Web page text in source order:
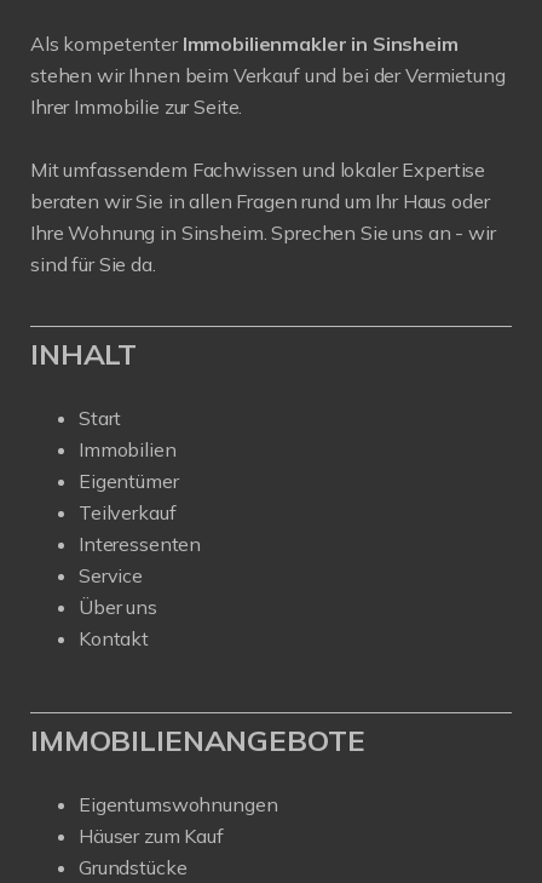
Als kompetenter Immobilienmakler in Sinsheim
stehen wir Ihnen beim Verkauf und bei der Vermietung
Ihrer Immobilie zur Seite.
Mit umfassendem Fachwissen und lokaler Expertise
beraten wir Sie in allen Fragen rund um Ihr Haus oder
Ihre Wohnung in Sinsheim. Sprechen Sie uns an - wir
sind für Sie da.
INHALT
Start
Immobilien
Eigentümer
Teilverkauf
Interessenten
Service
Über uns
Kontakt
IMMOBILIENANGEBOTE
Eigentumswohnungen
Häuser zum Kauf
Grundstücke